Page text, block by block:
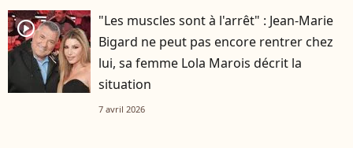
player2
"Les muscles sont à l'arrêt" : Jean-Marie
Bigard ne peut pas encore rentrer chez
lui, sa femme Lola Marois décrit la
situation
7 avril 2026